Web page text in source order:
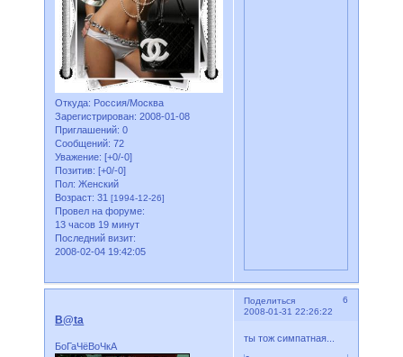
Откуда: Россия/Москва
Зарегистрирован: 2008-01-08
Приглашений: 0
Сообщений: 72
Уважение: [+0/-0]
Позитив: [+0/-0]
Пол: Женский
Возраст: 31[1994-12-26]
Провел на форуме:
13 часов 19 минут
Последний визит:
2008-02-04 19:42:05
Поделиться
6
2008-01-31 22:26:22
B@ta
БоГаЧёВоЧкА
ты тож симпатная...